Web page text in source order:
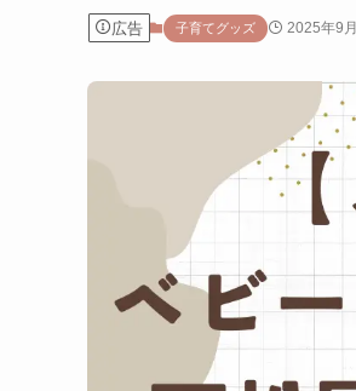
広告 子育てグッズ 2025年9